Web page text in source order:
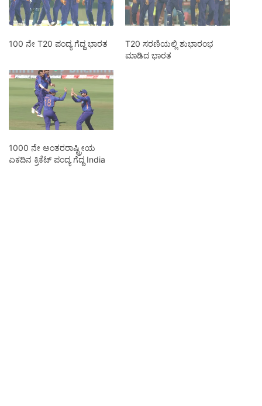
100 ನೇ T20 ಪಂದ್ಯ ಗೆದ್ದ ಭಾರತ
T20 ಸರಣಿಯಲ್ಲಿ ಶುಭಾರಂಭ
ಮಾಡಿದ ಭಾರತ
1000 ನೇ ಅಂತರರಾಷ್ಟ್ರೀಯ
ಏಕದಿನ ಕ್ರಿಕೆಟ್ ಪಂದ್ಯ ಗೆದ್ದ India